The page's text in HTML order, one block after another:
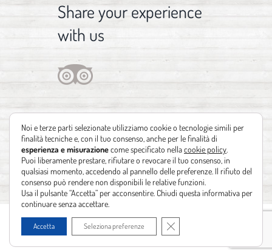
Share your experience
with us
Copyright 2012 - 2021 | Design byIdentità Creative| Powered by
siti web Leonardo Barni
Noi e terze parti selezionate utilizziamo cookie o tecnologie simili per
finalità tecniche e, con il tuo consenso, anche per le finalità di
esperienza e misurazionecome specificato nellacookie policy
Puoi liberamente prestare, rifiutare o revocare il tuo consenso, in
qualsiasi momento, accedendo al pannello delle preferenze. Il rifiuto del
consenso può rendere non disponibili le relative funzioni.
Usa il pulsante “Accetta” per acconsentire. Chiudi questa informativa per
continuare senza accettare.
Accetta Seleziona preferenze Close GDPR Cookie Banner